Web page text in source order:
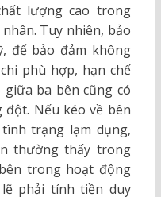
lượng cao trong
Tuy nhiên, bảo
để bảo đảm không
phù hợp, hạn chế
giữa ba bên cũng có
Nếu kéo về bên
trạng lạm dụng,
thường thấy trong
trong hoạt động
phải tính tiền duy